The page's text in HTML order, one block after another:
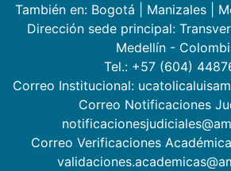
También en: Bogotá Manizales
Dirección sede principal:
Medellín -
Tel.: +57 (604)
Correo Institucional:
Correo Notificaciones
Correo Verificaciones